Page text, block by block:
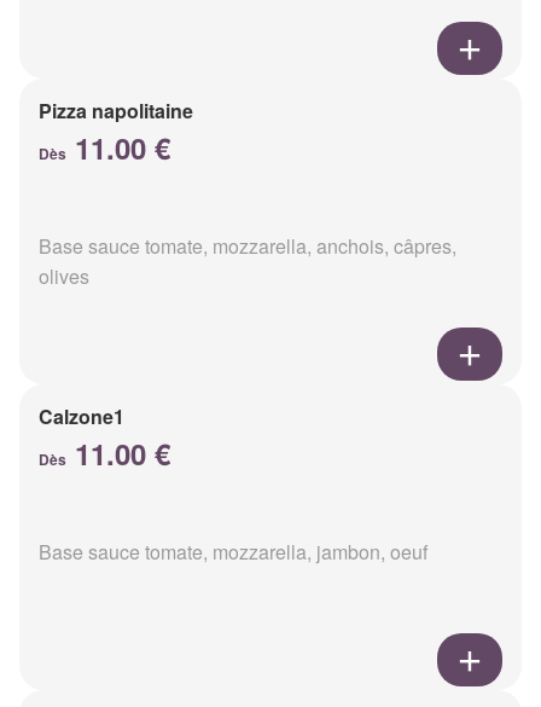
Pizza napolitaine
Dès 11.00 €
Base sauce tomate, mozzarella, anchois, câpres,
olives
Calzone1
Dès 11.00 €
Base sauce tomate, mozzarella, jambon, oeuf